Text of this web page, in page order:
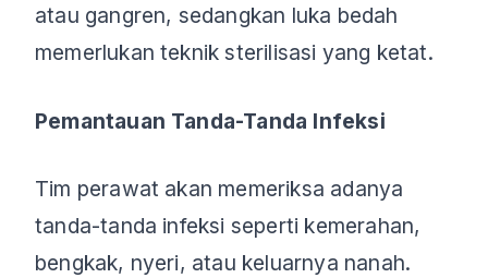
atau gangren, sedangkan luka bedah
memerlukan teknik sterilisasi yang ketat.
Pemantauan Tanda-Tanda Infeksi
Tim perawat akan memeriksa adanya
tanda-tanda infeksi seperti kemerahan,
bengkak, nyeri, atau keluarnya nanah.